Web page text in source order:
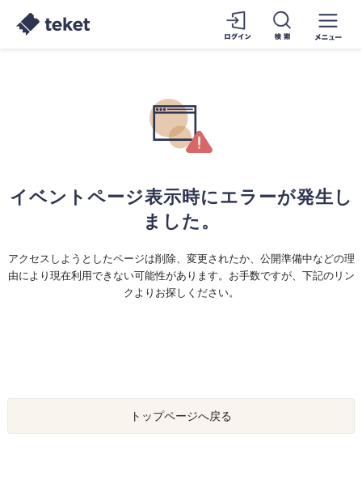
イベントページ表示時にエラーが発生し
ました。
アクセスしようとしたページは削除、変更されたか、公開準備中などの理
由により現在利用できない可能性があります。お手数ですが、下記のリン
クよりお探しください。
トップページへ戻る